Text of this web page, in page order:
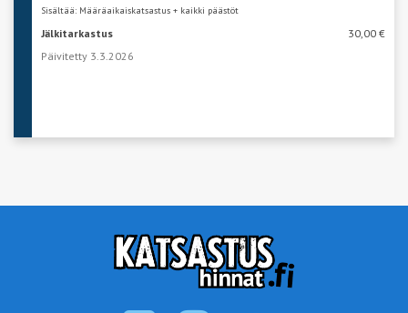
Sisältää: Määräaikaiskatsastus + kaikki päästöt
Jälkitarkastus
30,00 €
Päivitetty 3.3.2026